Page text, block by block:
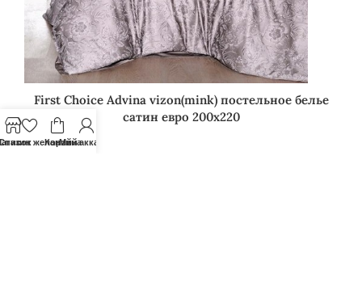
First Choice Advina vizon(mink) постельное белье
сатин евро 200х220
3026грн.
желаний
Корзина
Мой аккаунт